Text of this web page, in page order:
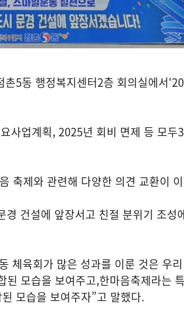
촌5동 행정복지센터2층 회의실에서
사업계획, 2025년 회비 면제 등 모두3
축제와 관련해 다양한 의견 교환이
건설에 앞장서고 친절 분위기 조성
동 체육회가 많은 성과를 이룬 것은 우
된 모습을 보여주고,한마음축제라는
모습을 보여주자”고 말했다.